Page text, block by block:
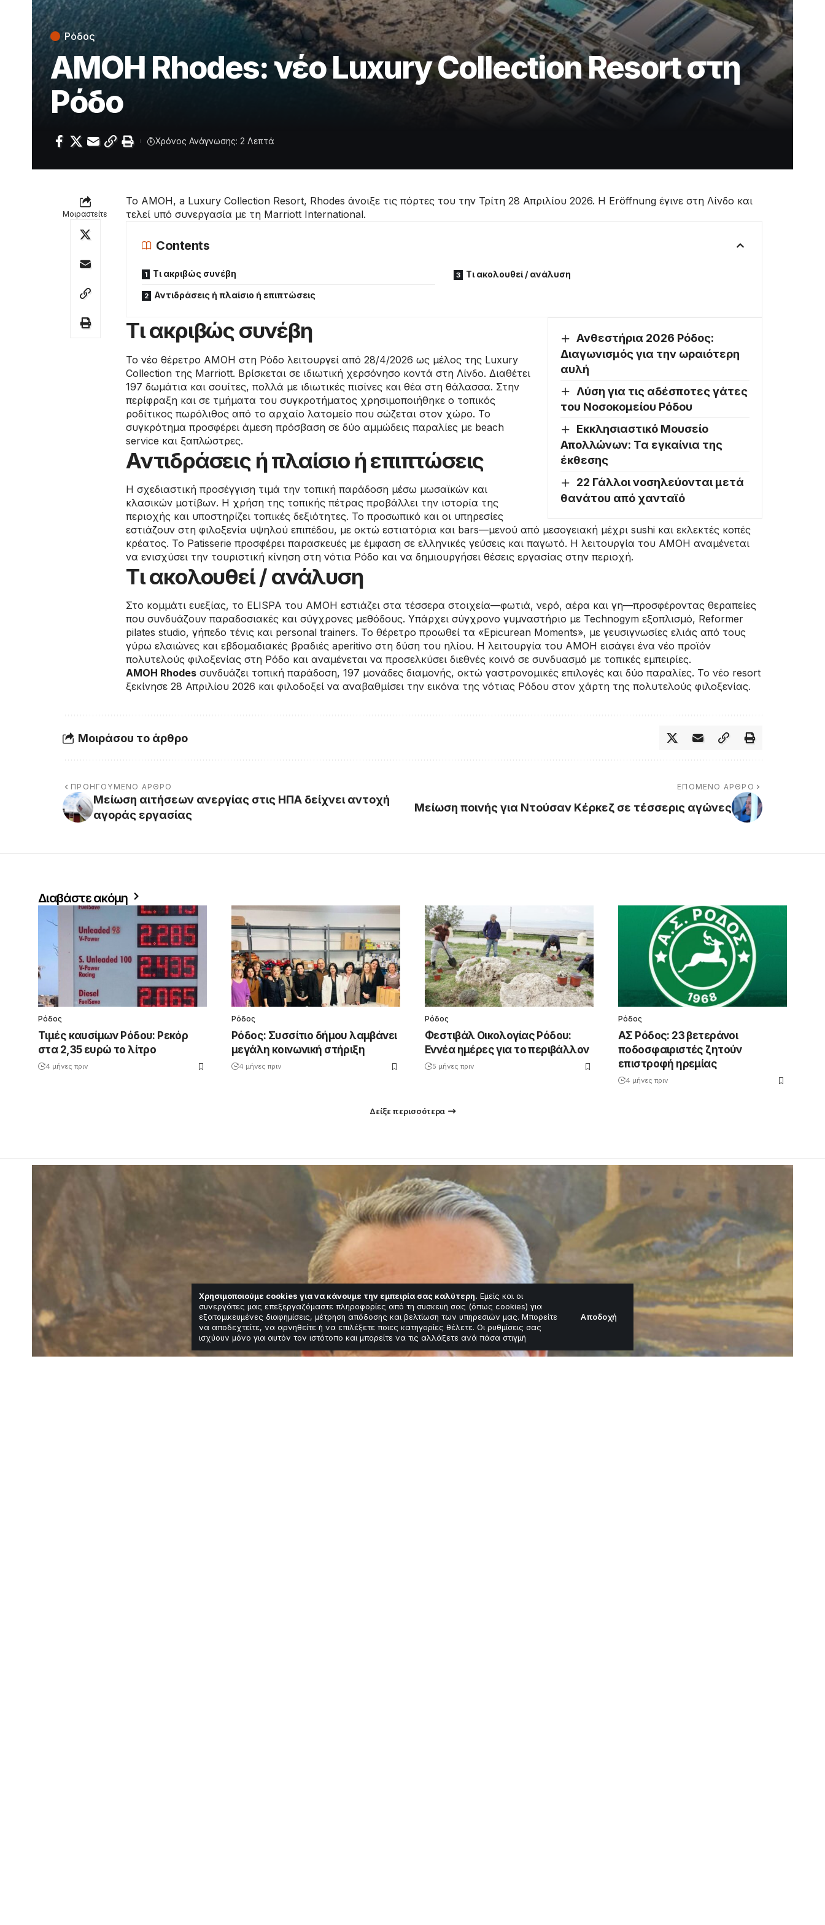
Χρησιμοποιούμε cookies για να κάνουμε την εμπειρία σας καλύτερη. Εμείς και οι
συνεργάτες μας επεξεργαζόμαστε πληροφορίες από τη συσκευή σας (όπως cookies) για
εξατομικευμένες διαφημίσεις, μέτρηση απόδοσης και βελτίωση των υπηρεσιών μας. Μπορείτε
να αποδεχτείτε, να αρνηθείτε ή να επιλέξετε ποιες κατηγορίες θέλετε. Οι ρυθμίσεις σας
ισχύουν μόνο για αυτόν τον ιστότοπο και μπορείτε να τις αλλάξετε ανά πάσα στιγμή
Αποδοχή
Ρόδος
AMOH Rhodes: νέο Luxury Collection Resort στη
Ρόδο
Χρόνος Ανάγνωσης: 2 Λεπτά
Μοιραστείτε
Το AMOH, a Luxury Collection Resort, Rhodes άνοιξε τις πόρτες του την Τρίτη 28 Απριλίου 2026. Η Eröffnung έγινε στη Λίνδο και
τελεί υπό συνεργασία με τη Marriott International.
Contents
Τι ακριβώς συνέβη
Αντιδράσεις ή πλαίσιο ή επιπτώσεις
Τι ακολουθεί / ανάλυση
Ανθεστήρια 2026 Ρόδος:
Διαγωνισμός για την ωραιότερη
αυλή
Λύση για τις αδέσποτες γάτες
του Νοσοκομείου Ρόδου
Εκκλησιαστικό Μουσείο
Απολλώνων: Τα εγκαίνια της
έκθεσης
22 Γάλλοι νοσηλεύονται μετά
θανάτου από χανταϊό
Τι ακριβώς συνέβη
Το νέο θέρετρο AMOH στη Ρόδο λειτουργεί από 28/4/2026 ως μέλος της Luxury
Collection της Marriott. Βρίσκεται σε ιδιωτική χερσόνησο κοντά στη Λίνδο. Διαθέτει
197 δωμάτια και σουίτες, πολλά με ιδιωτικές πισίνες και θέα στη θάλασσα. Στην
περίφραξη και σε τμήματα του συγκροτήματος χρησιμοποιήθηκε ο τοπικός
ροδίτικος πωρόλιθος από το αρχαίο λατομείο που σώζεται στον χώρο. Το
συγκρότημα προσφέρει άμεση πρόσβαση σε δύο αμμώδεις παραλίες με beach
service και ξαπλώστρες.
Αντιδράσεις ή πλαίσιο ή επιπτώσεις
Η σχεδιαστική προσέγγιση τιμά την τοπική παράδοση μέσω μωσαϊκών και
κλασικών μοτίβων. Η χρήση της τοπικής πέτρας προβάλλει την ιστορία της
περιοχής και υποστηρίζει τοπικές δεξιότητες. Το προσωπικό και οι υπηρεσίες
εστιάζουν στη φιλοξενία υψηλού επιπέδου, με οκτώ εστιατόρια και bars—μενού από μεσογειακή μέχρι sushi και εκλεκτές κοπές
κρέατος. Το Patisserie προσφέρει παρασκευές με έμφαση σε ελληνικές γεύσεις και παγωτό. Η λειτουργία του AMOH αναμένεται
να ενισχύσει την τουριστική κίνηση στη νότια Ρόδο και να δημιουργήσει θέσεις εργασίας στην περιοχή.
Τι ακολουθεί / ανάλυση
Στο κομμάτι ευεξίας, το ELISPA του AMOH εστιάζει στα τέσσερα στοιχεία—φωτιά, νερό, αέρα και γη—προσφέροντας θεραπείες
που συνδυάζουν παραδοσιακές και σύγχρονες μεθόδους. Υπάρχει σύγχρονο γυμναστήριο με Technogym εξοπλισμό, Reformer
pilates studio, γήπεδο τένις και personal trainers. Το θέρετρο προωθεί τα «Epicurean Moments», με γευσιγνωσίες ελιάς από τους
γύρω ελαιώνες και εβδομαδιακές βραδιές aperitivo στη δύση του ηλίου. Η λειτουργία του AMOH εισάγει ένα νέο προϊόν
πολυτελούς φιλοξενίας στη Ρόδο και αναμένεται να προσελκύσει διεθνές κοινό σε συνδυασμό με τοπικές εμπειρίες.
AMOH Rhodes συνδυάζει τοπική παράδοση, 197 μονάδες διαμονής, οκτώ γαστρονομικές επιλογές και δύο παραλίες. Το νέο resort
ξεκίνησε 28 Απριλίου 2026 και φιλοδοξεί να αναβαθμίσει την εικόνα της νότιας Ρόδου στον χάρτη της πολυτελούς φιλοξενίας.
Μοιράσου το άρθρο
ΠΡΟΗΓΟΎΜΕΝΟ ΆΡΘΡΟ
Μείωση αιτήσεων ανεργίας στις ΗΠΑ δείχνει αντοχή
αγοράς εργασίας
ΕΠΌΜΕΝΟ ΆΡΘΡΟ
Μείωση ποινής για Ντούσαν Κέρκεζ σε τέσσερις αγώνες
Διαβάστε ακόμη
Ρόδος
Τιμές καυσίμων Ρόδου: Ρεκόρ
στα 2,35 ευρώ το λίτρο
4 μήνες πριν
Ρόδος
Ρόδος: Συσσίτιο δήμου λαμβάνει
μεγάλη κοινωνική στήριξη
4 μήνες πριν
Ρόδος
Φεστιβάλ Οικολογίας Ρόδου:
Εννέα ημέρες για το περιβάλλον
5 μήνες πριν
Ρόδος
ΑΣ Ρόδος: 23 βετεράνοι
ποδοσφαιριστές ζητούν
επιστροφή ηρεμίας
4 μήνες πριν
Δείξε περισσότερα